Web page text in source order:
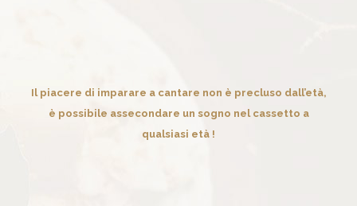
Il piacere di imparare a cantare non è precluso dall’età,
è possibile assecondare un sogno nel cassetto a
qualsiasi età !